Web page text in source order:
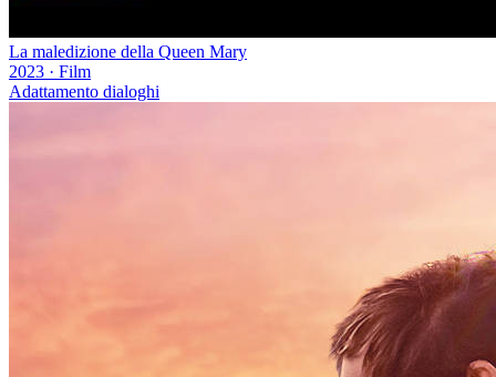
La maledizione della Queen Mary
2023 · Film
Adattamento dialoghi